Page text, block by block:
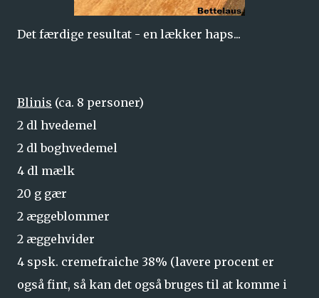
Det færdige resultat - en lækker haps...
Blinis (ca. 8 personer)
2 dl hvedemel
2 dl boghvedemel
4 dl mælk
20 g gær
2 æggeblommer
2 æggehvider
4 spsk. cremefraiche 38% (lavere procent er
også fint, så kan det også bruges til at komme i